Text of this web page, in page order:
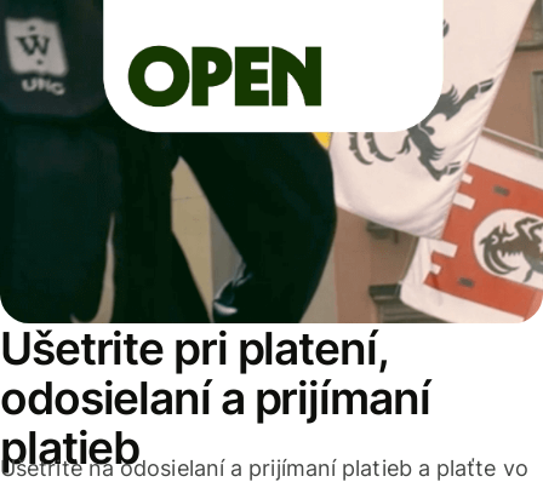
Ušetrite pri platení,
odosielaní a prijímaní
platieb
Ušetrite na odosielaní a prijímaní platieb a plaťte vo